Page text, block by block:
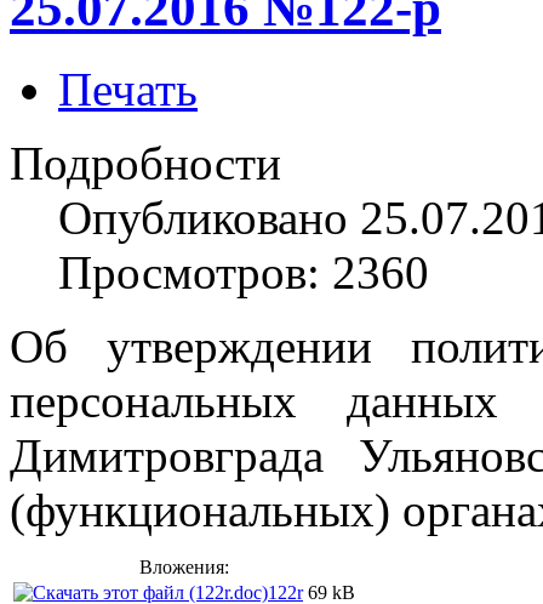
Печать
Подробности
Опубликовано
Просмотров: 2360
Об утверждении
персональных данных
Димитровграда
(функциональных)
Вложения:
122r 69 kB